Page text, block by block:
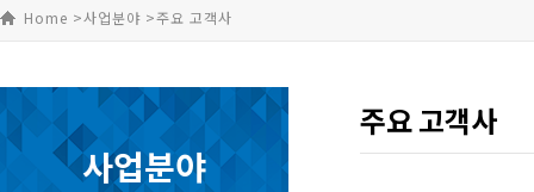
Home >사업분야 >주요 고객사
사업분야
주요 고객사